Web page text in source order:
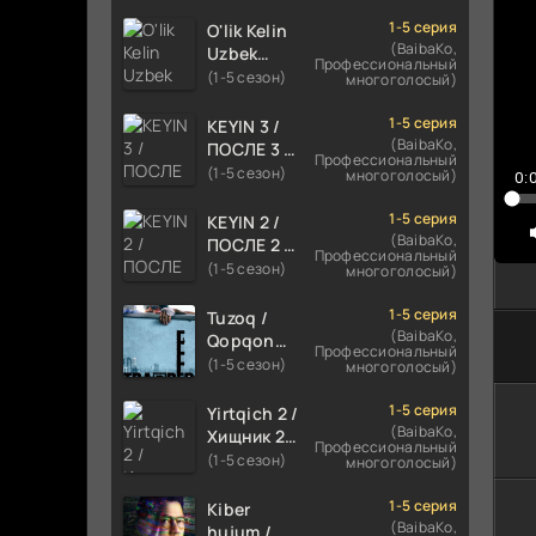
HIND KINO
2024
TARJIMA
Skachat
O'lik Kelin
Uzbek
tilida 2023
Tarjima
kino
skachat
(1-5 сезон)
1-5 серия
(BaibaKo,
Профессиональный
многоголосый)
KEYIN 3 /
ПОСЛЕ 3 /
AFTER 3
FILM
UZBEK
TILIDA
TARJIMA
FILM HD
(1-5 сезон)
1-5 серия
(BaibaKo,
Профессиональный
многоголосый)
KEYIN 2 /
ПОСЛЕ 2 /
AFTER 2
FILM
UZBEK
TILIDA
TARJIMA
FILM HD
(1-5 сезон)
1-5 серия
(BaibaKo,
Профессиональный
многоголосый)
Tuzoq /
Qopqon
Hind
2016 Uzbek
tilida
tarjima film
(1-5 сезон)
1-5 серия
(BaibaKo,
Профессиональный
многоголосый)
Yirtqich 2 /
Хищник 2
Xishnik
tilida 2018-
2024
(1-5 сезон)
1-5 серия
(BaibaKo,
Профессиональный
многоголосый)
Kiber
1-5 серия
(BaibaKo,